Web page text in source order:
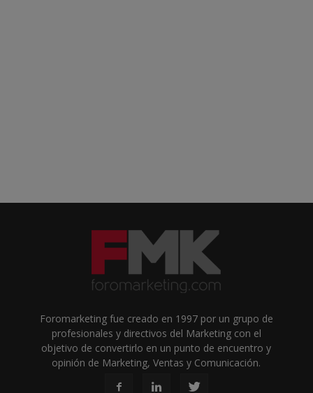
Foromarketing fue creado en 1997 por un grupo de
profesionales y directivos del Marketing con el
objetivo de convertirlo en un punto de encuentro y
opinión de Marketing, Ventas y Comunicación.